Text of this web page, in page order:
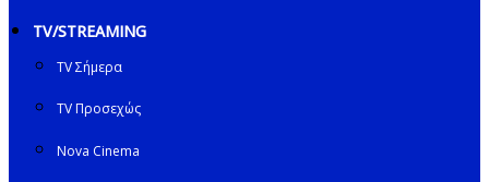
TV/STREAMING
TV Σήμερα
TV Προσεχώς
Nova Cinema